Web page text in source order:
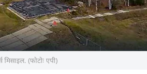
मिसाइल. (फोटोः एपी)